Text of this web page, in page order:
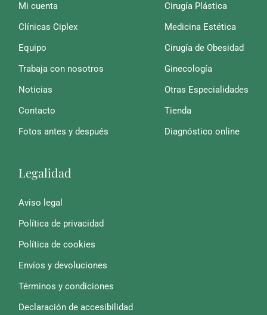
Mi cuenta
Clínicas Ciplex
Equipo
Trabaja con nosotros
Noticias
Contacto
Fotos antes y después
Cirugía Plástica
Medicina Estética
Cirugía de Obesidad
Ginecología
Otras Especialidades
Tienda
Diagnóstico online
Legalidad
Aviso legal
Política de privacidad
Política de cookies
Envíos y devoluciones
Términos y condiciones
Declaración de accesibilidad